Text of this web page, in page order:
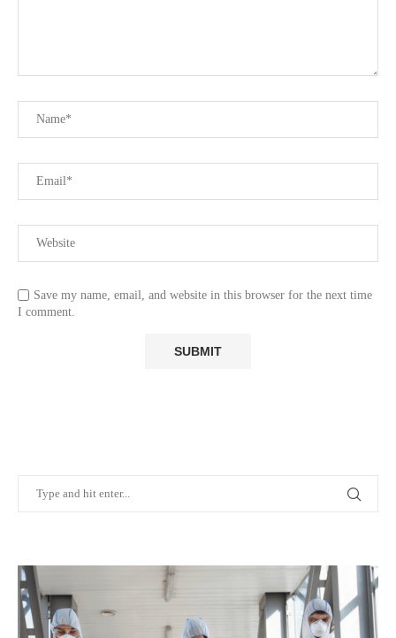
Save my name, email, and website in this browser for the next time
I comment.